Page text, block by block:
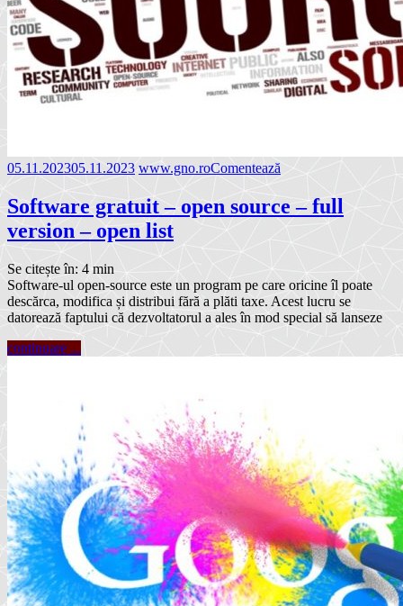
05.11.202305.11.2023 www.gno.roComentează
Software gratuit – open source – full
version – open list
Se citește în: 4 min
Software-ul open-source este un program pe care oricine îl poate
descărca, modifica și distribui fără a plăti taxe. Acest lucru se
datorează faptului că dezvoltatorul a ales în mod special să lanseze
continuare ...